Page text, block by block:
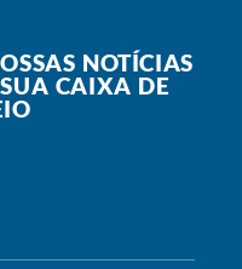
NOTÍCIAS
CAIXA DE